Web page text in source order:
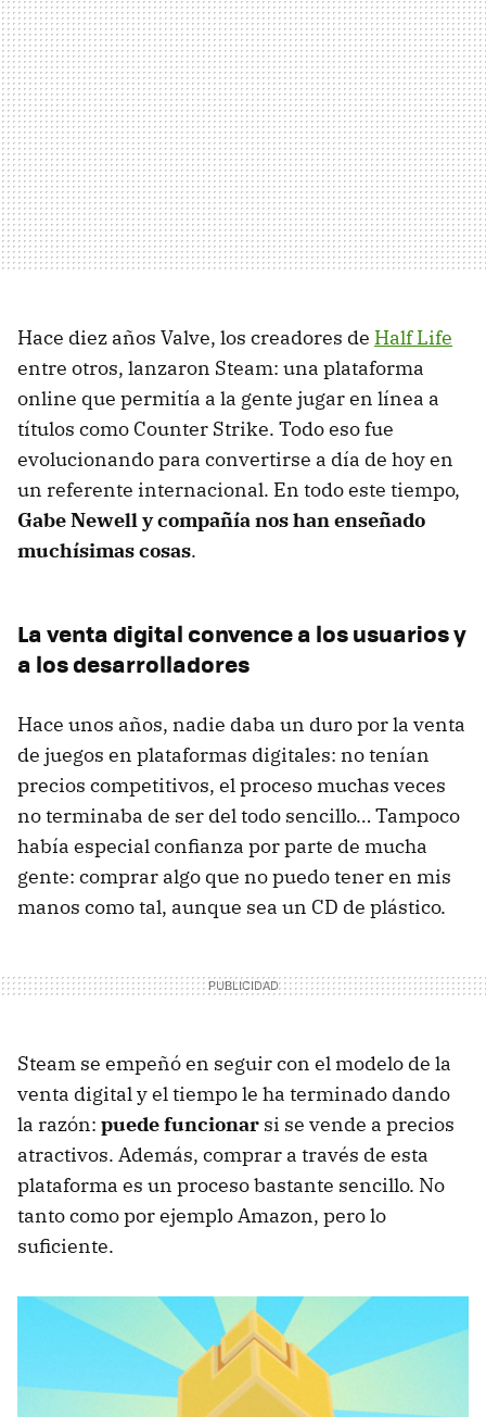
Hace diez años Valve, los creadores de Half Life
entre otros, lanzaron Steam: una plataforma
online que permitía a la gente jugar en línea a
títulos como Counter Strike. Todo eso fue
evolucionando para convertirse a día de hoy en
un referente internacional. En todo este tiempo,
Gabe Newell y compañía nos han enseñado
muchísimas cosas.
La venta digital convence a los usuarios y
a los desarrolladores
Hace unos años, nadie daba un duro por la venta
de juegos en plataformas digitales: no tenían
precios competitivos, el proceso muchas veces
no terminaba de ser del todo sencillo… Tampoco
había especial confianza por parte de mucha
gente: comprar algo que no puedo tener en mis
manos como tal, aunque sea un CD de plástico.
Steam se empeñó en seguir con el modelo de la
venta digital y el tiempo le ha terminado dando
la razón: puede funcionar si se vende a precios
atractivos. Además, comprar a través de esta
plataforma es un proceso bastante sencillo. No
tanto como por ejemplo Amazon, pero lo
suficiente.